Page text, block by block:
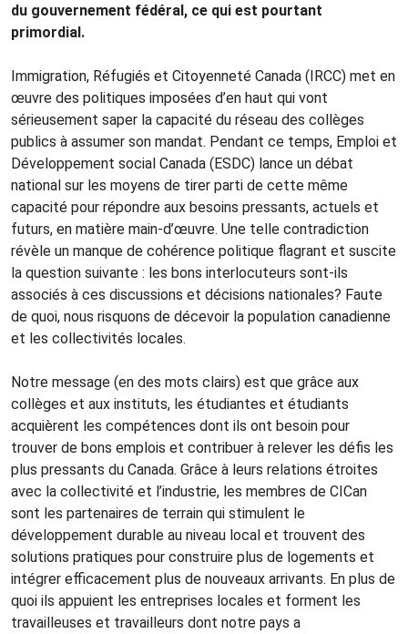
du gouvernement fédéral, ce qui est pourtant
primordial.
Immigration, Réfugiés et Citoyenneté Canada (IRCC) met en
œuvre des politiques imposées d’en haut qui vont
sérieusement saper la capacité du réseau des collèges
publics à assumer son mandat. Pendant ce temps, Emploi et
Développement social Canada (ESDC) lance un débat
national sur les moyens de tirer parti de cette même
capacité pour répondre aux besoins pressants, actuels et
futurs, en matière main-d’œuvre. Une telle contradiction
révèle un manque de cohérence politique flagrant et suscite
la question suivante : les bons interlocuteurs sont-ils
associés à ces discussions et décisions nationales? Faute
de quoi, nous risquons de décevoir la population canadienne
et les collectivités locales.
Notre message (en des mots clairs) est que grâce aux
collèges et aux instituts, les étudiantes et étudiants
acquièrent les compétences dont ils ont besoin pour
trouver de bons emplois et contribuer à relever les défis les
plus pressants du Canada. Grâce à leurs relations étroites
avec la collectivité et l’industrie, les membres de CICan
sont les partenaires de terrain qui stimulent le
développement durable au niveau local et trouvent des
solutions pratiques pour construire plus de logements et
intégrer efficacement plus de nouveaux arrivants. En plus de
quoi ils appuient les entreprises locales et forment les
travailleuses et travailleurs dont notre pays a